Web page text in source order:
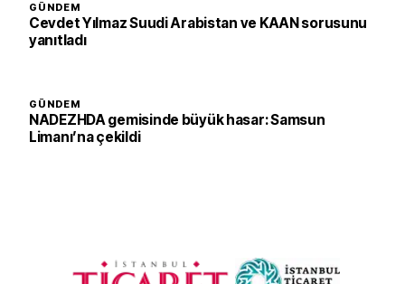
GÜNDEM
Cevdet Yılmaz Suudi Arabistan ve KAAN sorusunu
yanıtladı
GÜNDEM
NADEZHDA gemisinde büyük hasar: Samsun
Limanı’na çekildi